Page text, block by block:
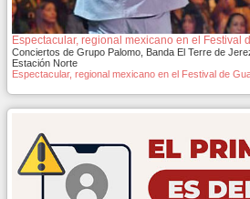
Espectacular, regional mexicano en el Festival
Conciertos de Grupo Palomo, Banda El Terre de
Estación Norte
Espectacular, regional mexicano en el Festival de